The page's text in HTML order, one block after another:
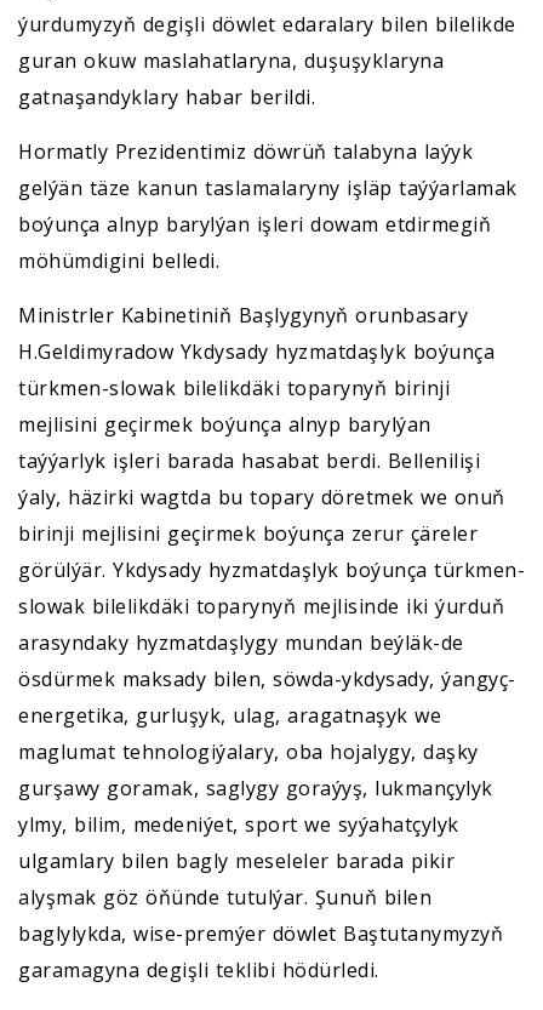
ýurdumyzyň degişli döwlet edaralary bilen bilelikde
guran okuw maslahatlaryna, duşuşyklaryna
gatnaşandyklary habar berildi.
Hormatly Prezidentimiz döwrüň talabyna laýyk
gelýän täze kanun taslamalaryny işläp taýýarlamak
boýunça alnyp barylýan işleri dowam etdirmegiň
möhümdigini belledi.
Ministrler Kabinetiniň Başlygynyň orunbasary
H.Geldimyradow Ykdysady hyzmatdaşlyk boýunça
türkmen-slowak bilelikdäki toparynyň birinji
mejlisini geçirmek boýunça alnyp barylýan
taýýarlyk işleri barada hasabat berdi. Bellenilişi
ýaly, häzirki wagtda bu topary döretmek we onuň
birinji mejlisini geçirmek boýunça zerur çäreler
görülýär. Ykdysady hyzmatdaşlyk boýunça türkmen-
slowak bilelikdäki toparynyň mejlisinde iki ýurduň
arasyndaky hyzmatdaşlygy mundan beýläk-de
ösdürmek maksady bilen, söwda-ykdysady, ýangyç-
energetika, gurluşyk, ulag, aragatnaşyk we
maglumat tehnologiýalary, oba hojalygy, daşky
gurşawy goramak, saglygy goraýyş, lukmançylyk
ylmy, bilim, medeniýet, sport we syýahatçylyk
ulgamlary bilen bagly meseleler barada pikir
alyşmak göz öňünde tutulýar. Şunuň bilen
baglylykda, wise-premýer döwlet Baştutanymyzyň
garamagyna degişli teklibi hödürledi.